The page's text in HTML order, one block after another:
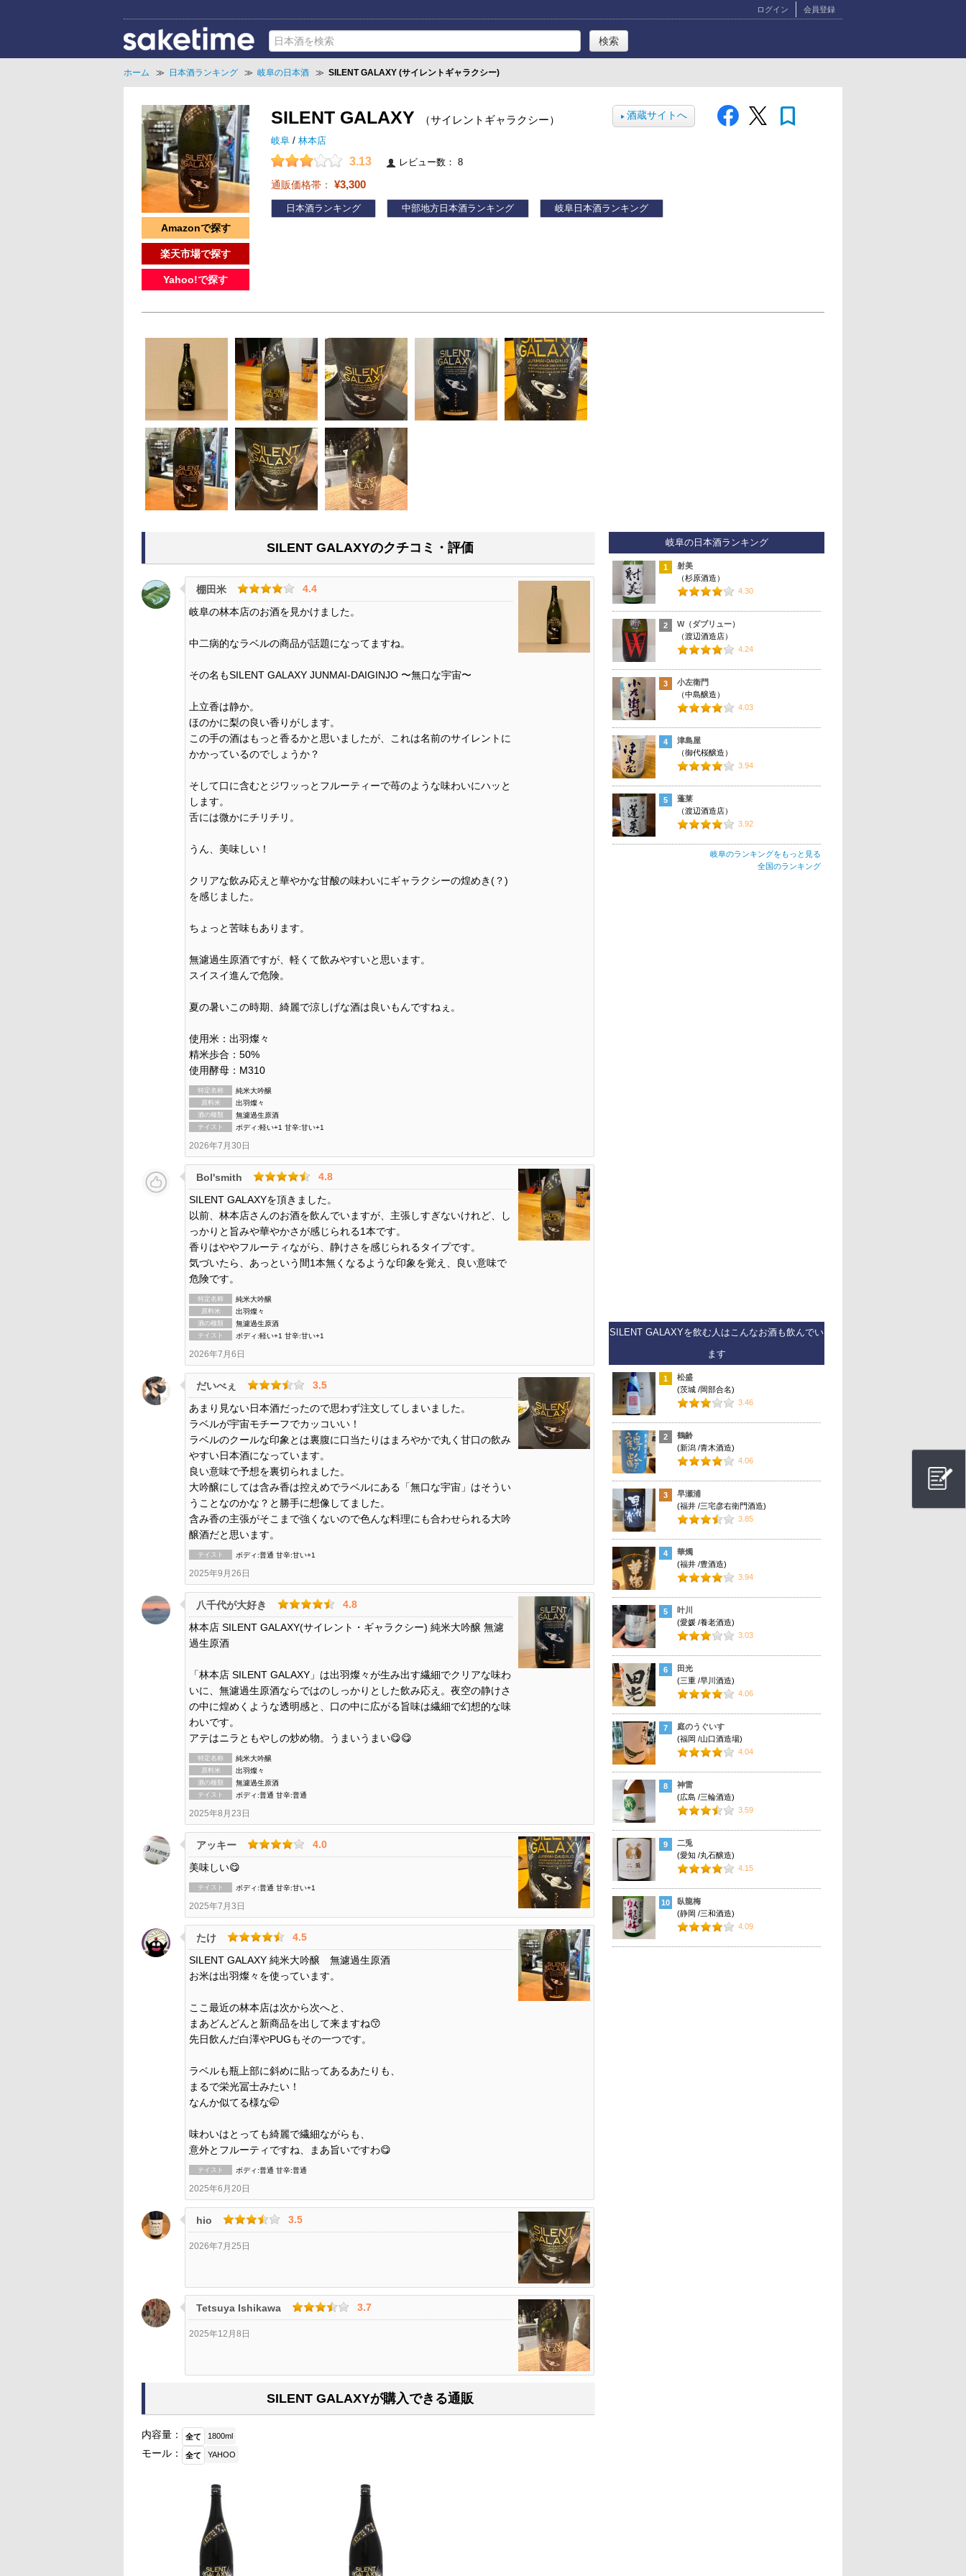
ログイン 会員登録
ホーム ≫ 日本酒ランキング ≫ 岐阜の日本酒 ≫ SILENT GALAXY (サイレントギャラクシー)
Amazonで探す
楽天市場で探す
Yahoo!で探す
SILENT GALAXY （サイレントギャラクシー） bookmark
▶ 酒蔵サイトへ
岐阜 / 林本店
3.13 レビュー数： 8
通販価格帯： ¥3,300
日本酒ランキング 中部地方日本酒ランキング 岐阜日本酒ランキング
SILENT GALAXYのクチコミ・評価
棚田米
4.4
岐阜の林本店のお酒を見かけました。
中二病的なラベルの商品が話題になってますね。
その名もSILENT GALAXY JUNMAI-DAIGINJO 〜無口な宇宙〜
上立香は静か。
ほのかに梨の良い香りがします。
この手の酒はもっと香るかと思いましたが、これは名前のサイレントに
かかっているのでしょうか？
そして口に含むとジワッっとフルーティーで苺のような味わいにハッと
します。
舌には微かにチリチリ。
うん、美味しい！
クリアな飲み応えと華やかな甘酸の味わいにギャラクシーの煌めき(？)
を感じました。
ちょっと苦味もあります。
無濾過生原酒ですが、軽くて飲みやすいと思います。
スイスイ進んで危険。
夏の暑いこの時期、綺麗で涼しげな酒は良いもんですねぇ。
使用米：出羽燦々
精米歩合：50%
使用酵母：M310
特定名称 純米大吟醸
原料米 出羽燦々
酒の種類 無濾過生原酒
テイスト ボディ:軽い+1 甘辛:甘い+1
2026年7月30日
Bol'smith
4.8
SILENT GALAXYを頂きました。
以前、林本店さんのお酒を飲んでいますが、主張しすぎないけれど、し
っかりと旨みや華やかさが感じられる1本です。
香りはややフルーティながら、静けさを感じられるタイプです。
気づいたら、あっという間1本無くなるような印象を覚え、良い意味で
危険です。
特定名称 純米大吟醸
原料米 出羽燦々
酒の種類 無濾過生原酒
テイスト ボディ:軽い+1 甘辛:甘い+1
2026年7月6日
だいべぇ
3.5
あまり見ない日本酒だったので思わず注文してしまいました。
ラベルが宇宙モチーフでカッコいい！
ラベルのクールな印象とは裏腹に口当たりはまろやかで丸く甘口の飲み
やすい日本酒になっています。
良い意味で予想を裏切られました。
大吟醸にしては含み香は控えめでラベルにある「無口な宇宙」はそうい
うことなのかな？と勝手に想像してました。
含み香の主張がそこまで強くないので色んな料理にも合わせられる大吟
醸酒だと思います。
テイスト ボディ:普通 甘辛:甘い+1
2025年9月26日
八千代が大好き
4.8
林本店 SILENT GALAXY(サイレント・ギャラクシー) 純米大吟醸 無濾
過生原酒
「林本店 SILENT GALAXY」は出羽燦々が生み出す繊細でクリアな味わ
いに、無濾過生原酒ならではのしっかりとした飲み応え。夜空の静けさ
の中に煌めくような透明感と、口の中に広がる旨味は繊細で幻想的な味
わいです。
アテはニラともやしの炒め物。うまいうまい😋😋
特定名称 純米大吟醸
原料米 出羽燦々
酒の種類 無濾過生原酒
テイスト ボディ:普通 甘辛:普通
2025年8月23日
アッキー
4.0
美味しい😋
テイスト ボディ:普通 甘辛:甘い+1
2025年7月3日
たけ
4.5
SILENT GALAXY 純米大吟醸 無濾過生原酒
お米は出羽燦々を使っています。
ここ最近の林本店は次から次へと、
まあどんどんと新商品を出して来ますね😙
先日飲んだ白澤やPUGもその一つです。
ラベルも瓶上部に斜めに貼ってあるあたりも、
まるで栄光冨士みたい！
なんか似てる様な🤭
味わいはとっても綺麗で繊細ながらも、
意外とフルーティですね、まあ旨いですわ😋
テイスト ボディ:普通 甘辛:普通
2025年6月20日
hio 3.5
2026年7月25日
Tetsuya Ishikawa 3.7
2025年12月8日
SILENT GALAXYが購入できる通販
内容量： 全て 1800ml
モール： 全て YAHOO
岐阜の日本酒ランキング
1
射美
（杉原酒造）
4.30
2
W（ダブリュー）
（渡辺酒造店）
4.24
3
小左衛門
（中島醸造）
4.03
4
津島屋
（御代桜醸造）
3.94
5
蓬莱
（渡辺酒造店）
3.92
岐阜のランキングをもっと見る
全国のランキング
SILENT GALAXYを飲む人はこんなお酒も飲んでい
ます
1
松盛
(茨城 /岡部合名)
3.46
2
鶴齢
(新潟 /青木酒造)
4.06
3
早瀬浦
(福井 /三宅彦右衛門酒造)
3.85
4
華燭
(福井 /豊酒造)
3.94
5
叶川
(愛媛 /養老酒造)
3.03
6
田光
(三重 /早川酒造)
4.06
7
庭のうぐいす
(福岡 /山口酒造場)
4.04
8
神雷
(広島 /三輪酒造)
3.59
9
二兎
(愛知 /丸石醸造)
4.15
10
臥龍梅
(静岡 /三和酒造)
4.09